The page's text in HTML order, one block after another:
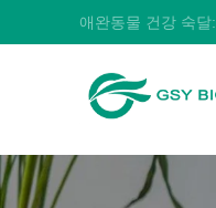
애완동물 건강 숙